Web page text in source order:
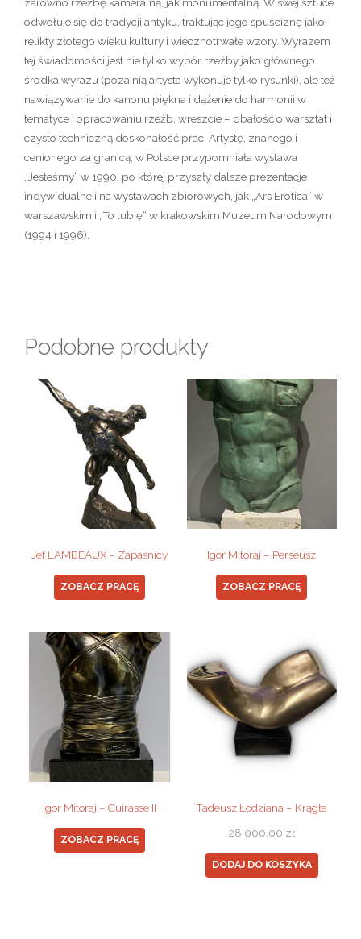
odwołuje się do tradycji antyku, traktując jego spuściznę jako
relikty złotego wieku kultury i wiecznotrwałe wzory. Wyrazem
tej świadomości jest nie tylko wybór rzeźby jako głównego
środka wyrazu (poza nią artysta wykonuje tylko rysunki), ale też
nawiązywanie do kanonu piękna i dążenie do harmonii w
tematyce i opracowaniu rzeźb, wreszcie – dbałość o warsztat i
czysto techniczną doskonałość prac. Artystę, znanego i
cenionego za granicą, w Polsce przypomniała wystawa
„Jesteśmy“ w 1990, po której przyszły dalsze prezentacje
indywidualne i na wystawach zbiorowych, jak „Ars Erotica“ w
warszawskim i „To lubię“ w krakowskim Muzeum Narodowym
(1994 i 1996).
Podobne produkty
Jef LAMBEAUX – Zapaśnicy
ZOBACZ PRACĘ
Igor Mitoraj – Perseusz
ZOBACZ PRACĘ
Igor Mitoraj – Cuirasse II
ZOBACZ PRACĘ
Tadeusz Łodziana – Krągła
28 000,00 zł
DODAJ DO KOSZYKA